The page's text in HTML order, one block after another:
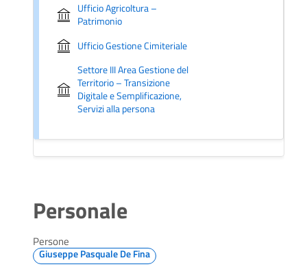
Ufficio Agricoltura –
Patrimonio
Ufficio Gestione Cimiteriale
Settore III Area Gestione del
Territorio – Transizione
Digitale e Semplificazione,
Servizi alla persona
Personale
Persone
Giuseppe Pasquale De Fina